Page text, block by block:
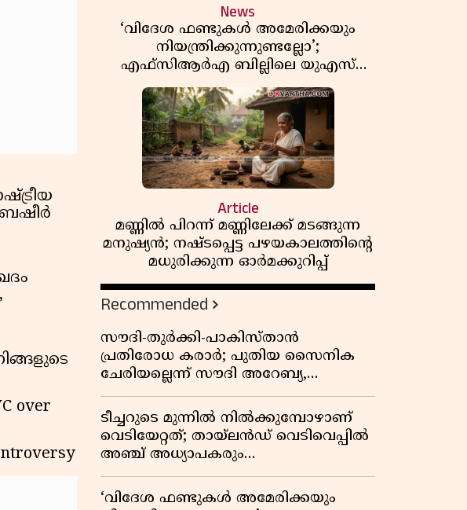
over
News
‘വിദേശ ഫണ്ടുകൾ അമേരിക്കയും
നിയന്ത്രിക്കുന്നുണ്ടല്ലോ’;
എഫ്സിആർഎ ബില്ലിലെ യുഎസ്
വിമർശനങ്ങൾക്ക് മറുപടിയുമായി ഇന്ത്യ
Article
മണ്ണിൽ പിറന്ന് മണ്ണിലേക്ക് മടങ്ങുന്ന
മനുഷ്യൻ; നഷ്ടപ്പെട്ട പഴയകാലത്തിൻ്റെ
മധുരിക്കുന്ന ഓർമക്കുറിപ്പ്
Recommended
സൗദി-തുർക്കി-പാകിസ്താൻ
പ്രതിരോധ കരാർ; പുതിയ സൈനിക
ചേരിയല്ലെന്ന് സൗദി അറേബ്യ,
വിമർശനവുമായി ഇറാൻ
ടീച്ചറുടെ മുന്നിൽ നിൽക്കുമ്പോഴാണ്
വെടിയേറ്റത്; തായ്‌ലൻഡ് വെടിവെപ്പിൽ
അഞ്ച് അധ്യാപകരും
മുത്തശ്ശീമുത്തശ്ശന്മാരും കൊല്ലപ്പെട്ടു,
മരണസംഖ്യ 7; ഞെട്ടിക്കുന്ന
‘വിദേശ ഫണ്ടുകൾ അമേരിക്കയും